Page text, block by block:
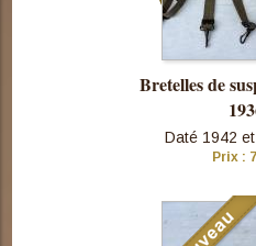
cette
Bretelles de
Daté 1942
Prix :